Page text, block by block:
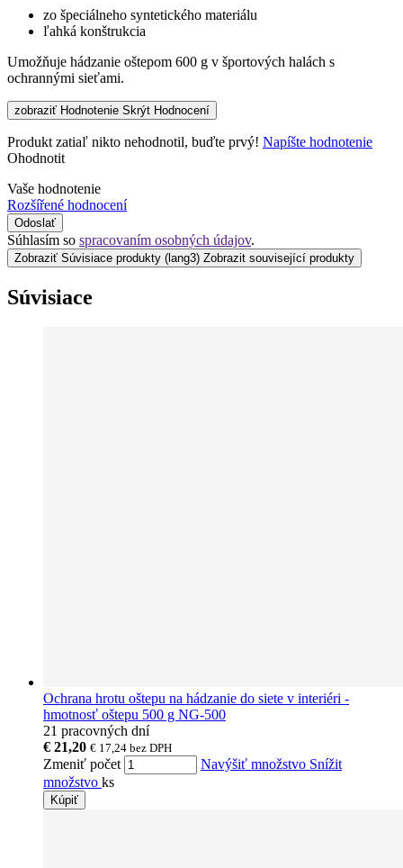
zo špeciálneho syntetického materiálu
ľahká konštrukcia
Umožňuje hádzanie oštepom 600 g v športových halách s
ochrannými sieťami.
zobraziť Hodnotenie Skrýt Hodnocení
Produkt zatiaľ nikto nehodnotil, buďte prvý! Napíšte hodnotenie
Ohodnotit
Vaše hodnotenie
Rozšířené hodnocení
Odoslať
Súhlasím so spracovaním osobných údajov.
Zobraziť Súvisiace produkty (lang3) Zobrazit související produkty
Súvisiace
Ochrana hrotu oštepu na hádzanie do siete v interiéri -
hmotnosť oštepu 500 g NG-500
21 pracovných dní
€ 21,20 € 17,24 bez DPH
Zmeniť počet Navýšiť množstvo Snížit
množstvo ks
Kúpiť